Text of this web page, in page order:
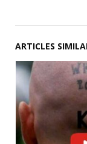
ARTICLES